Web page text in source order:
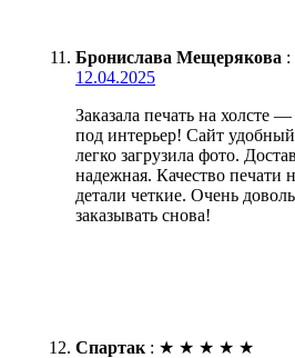
Бронислава Мещерякова :
12.04.2025
Заказала печать на холсте
под интерьер! Сайт
легко загрузила фото.
надежная. Качество печати
детали четкие. Очень
заказывать снова!
Спартак : ★ ★ ★ ★ ★